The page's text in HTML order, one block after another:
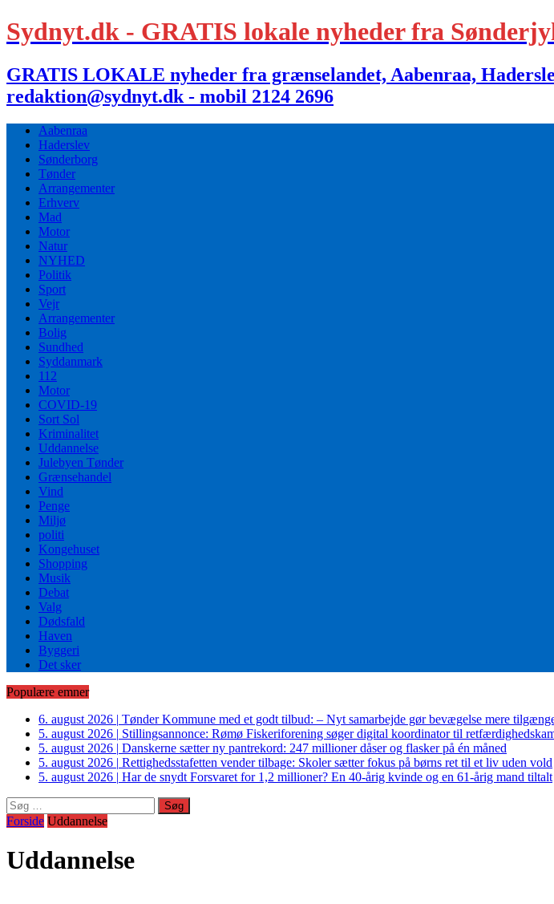
Sydnyt.dk - GRATIS lokale nyheder fra
GRATIS LOKALE nyheder fra grænselandet, Aabenraa,
redaktion@sydnyt.dk - mobil 2124 2696
Aabenraa
Haderslev
Sønderborg
Tønder
Arrangementer
Erhverv
Mad
Motor
Natur
NYHED
Politik
Sport
Vejr
Arrangementer
Bolig
Sundhed
Syddanmark
112
Motor
COVID-19
Sort Sol
Kriminalitet
Uddannelse
Julebyen Tønder
Grænsehandel
Vind
Penge
Miljø
politi
Kongehuset
Shopping
Musik
Debat
Valg
Dødsfald
Haven
Byggeri
Det sker
Populære emner
6. august 2026 | Tønder Kommune med et godt tilbud: – Nyt samarbejde gør bevægelse mere
5. august 2026 | Stillingsannonce: Rømø Fiskeriforening søger digital koordinator til
5. august 2026 | Danskerne sætter ny pantrekord: 247 millioner dåser og flasker på én måned
5. august 2026 | Rettighedsstafetten vender tilbage: Skoler sætter fokus på børns ret til et liv uden vold
5. august 2026 | Har de snydt Forsvaret for 1,2 millioner? En 40-årig kvinde og en 61-årig mand tiltalt
Søg
efter:
Forside Uddannelse
Uddannelse